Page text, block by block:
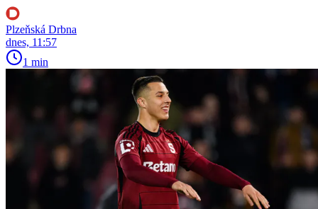
Plzeňská Drbna
dnes, 11:57
1 min